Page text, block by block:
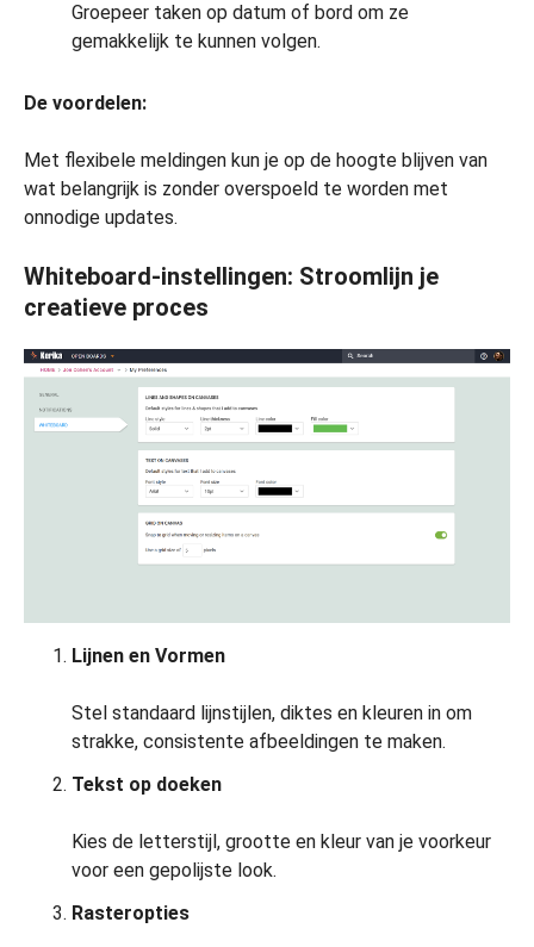
Groepeer taken op datum of bord om ze
gemakkelijk te kunnen volgen.
De voordelen:
Met flexibele meldingen kun je op de hoogte blijven van
wat belangrijk is zonder overspoeld te worden met
onnodige updates.
Whiteboard-instellingen: Stroomlijn je
creatieve proces
Lijnen en Vormen
Stel standaard lijnstijlen, diktes en kleuren in om
strakke, consistente afbeeldingen te maken.
Tekst op doeken
Kies de letterstijl, grootte en kleur van je voorkeur
voor een gepolijste look.
Rasteropties